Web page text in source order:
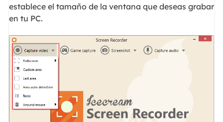
establece el tamaño de la ventana que deseas grabar
en tu PC.